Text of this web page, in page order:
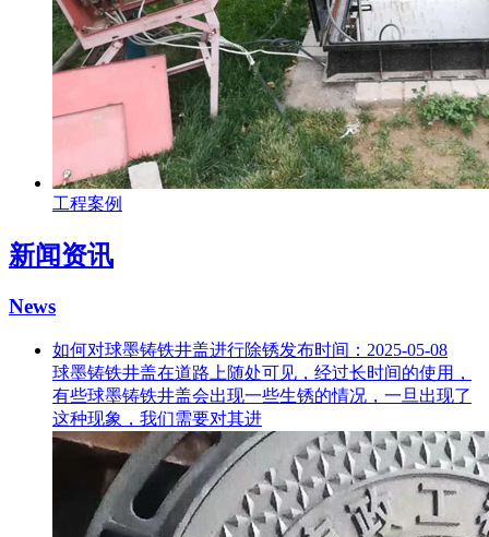
工程案例
新闻资讯
News
如何对球墨铸铁井盖进行除锈发布时间：2025-05-08
球墨铸铁井盖在道路上随处可见，经过长时间的使用，
有些球墨铸铁井盖会出现一些生锈的情况，一旦出现了
这种现象，我们需要对其进